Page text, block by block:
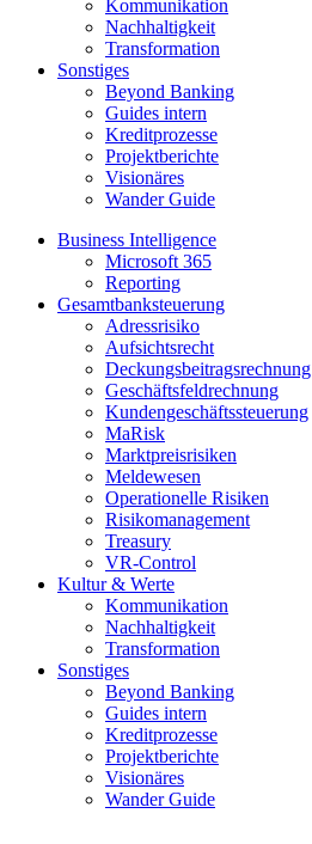
Kommunikation
Nachhaltigkeit
Transformation
Sonstiges
Beyond Banking
Guides intern
Kreditprozesse
Projektberichte
Visionäres
Wander Guide
Business Intelligence
Microsoft 365
Reporting
Gesamtbanksteuerung
Adressrisiko
Aufsichtsrecht
Deckungsbeitragsrechnung
Geschäftsfeldrechnung
Kundengeschäftssteuerung
MaRisk
Marktpreisrisiken
Meldewesen
Operationelle Risiken
Risikomanagement
Treasury
VR-Control
Kultur & Werte
Kommunikation
Nachhaltigkeit
Transformation
Sonstiges
Beyond Banking
Guides intern
Kreditprozesse
Projektberichte
Visionäres
Wander Guide